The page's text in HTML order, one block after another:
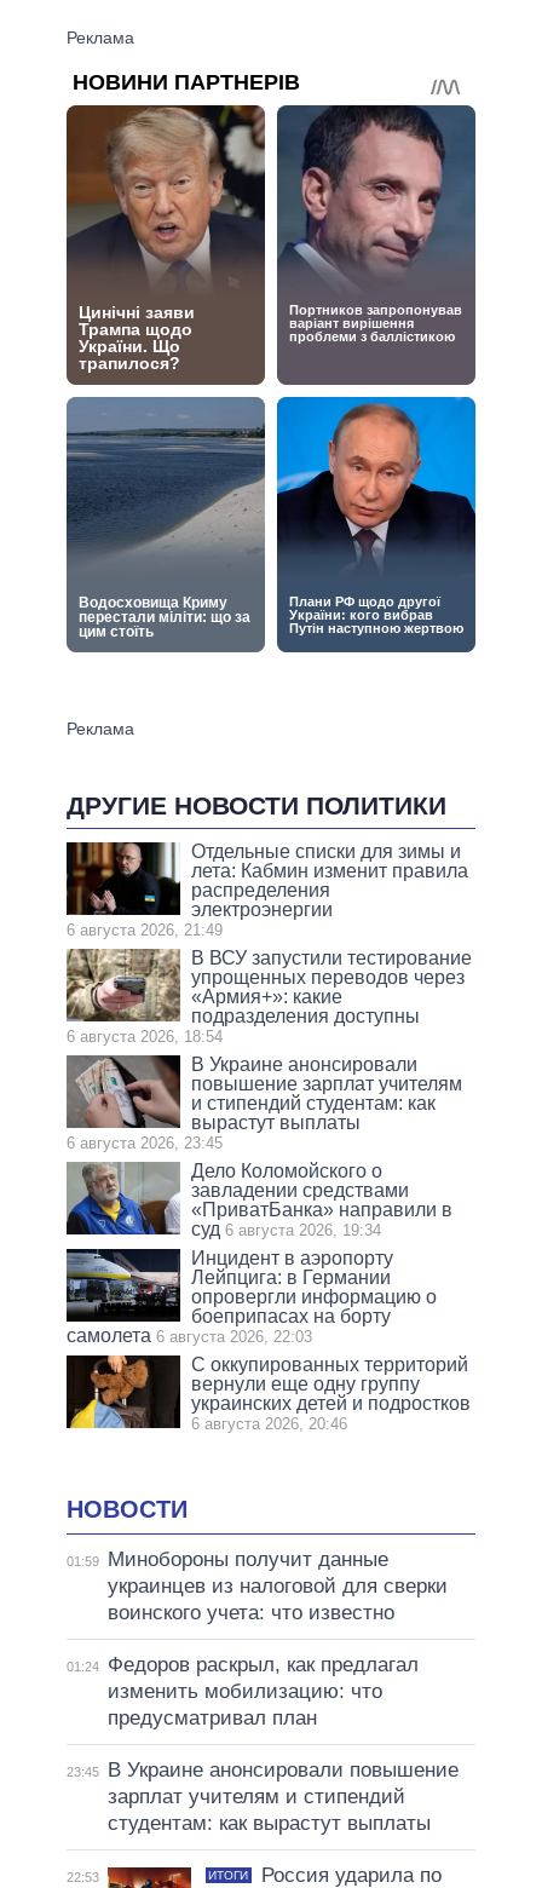
ДРУГИЕ НОВОСТИ ПОЛИТИКИ
Отдельные списки для зимы и
лета: Кабмин изменит правила
распределения
электроэнергии
6 августа 2026, 21:49
В ВСУ запустили тестирование
упрощенных переводов через
«Армия+»: какие
подразделения доступны
6 августа 2026, 18:54
В Украине анонсировали
повышение зарплат учителям
и стипендий студентам: как
вырастут выплаты
6 августа 2026, 23:45
Дело Коломойского о
завладении средствами
«ПриватБанка» направили в
суд 6 августа 2026, 19:34
Инцидент в аэропорту
Лейпцига: в Германии
опровергли информацию о
боеприпасах на борту
самолета 6 августа 2026, 22:03
С оккупированных территорий
вернули еще одну группу
украинских детей и подростков
6 августа 2026, 20:46
НОВОСТИ
01:59
Минобороны получит данные
украинцев из налоговой для сверки
воинского учета: что известно
01:24
Федоров раскрыл, как предлагал
изменить мобилизацию: что
предусматривал план
23:45
В Украине анонсировали повышение
зарплат учителям и стипендий
студентам: как вырастут выплаты
22:53 ИТОГИ
Россия ударила по